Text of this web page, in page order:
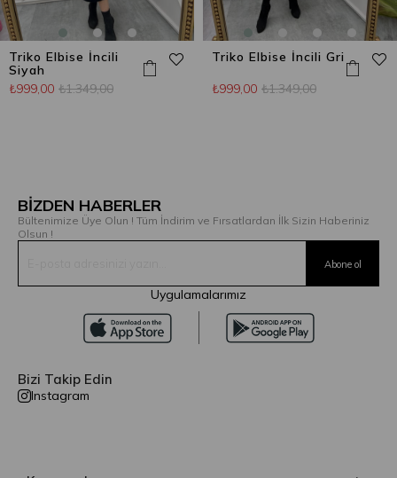
Triko Elbise İncili
Siyah
₺999,00 ₺1.349,00
Triko Elbise İncili Gri
₺999,00 ₺1.349,00
BİZDEN HABERLER
Bültenimize Üye Olun ! Tüm İndirim ve Fırsatlardan İlk Sizin Haberiniz
Olsun !
Uygulamalarımız
Bizi Takip Edin
Instagram